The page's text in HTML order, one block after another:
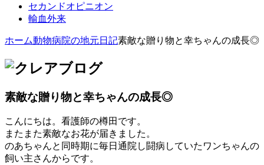
セカンドオピニオン
輸血外来
ホーム動物病院の地元日記素敵な贈り物と幸ちゃんの成長◎
素敵な贈り物と幸ちゃんの成長◎
こんにちは。看護師の樽田です。
またまた素敵なお花が届きました。
のあちゃんと同時期に毎日通院し闘病していたワンちゃんの
飼い主さんからです。